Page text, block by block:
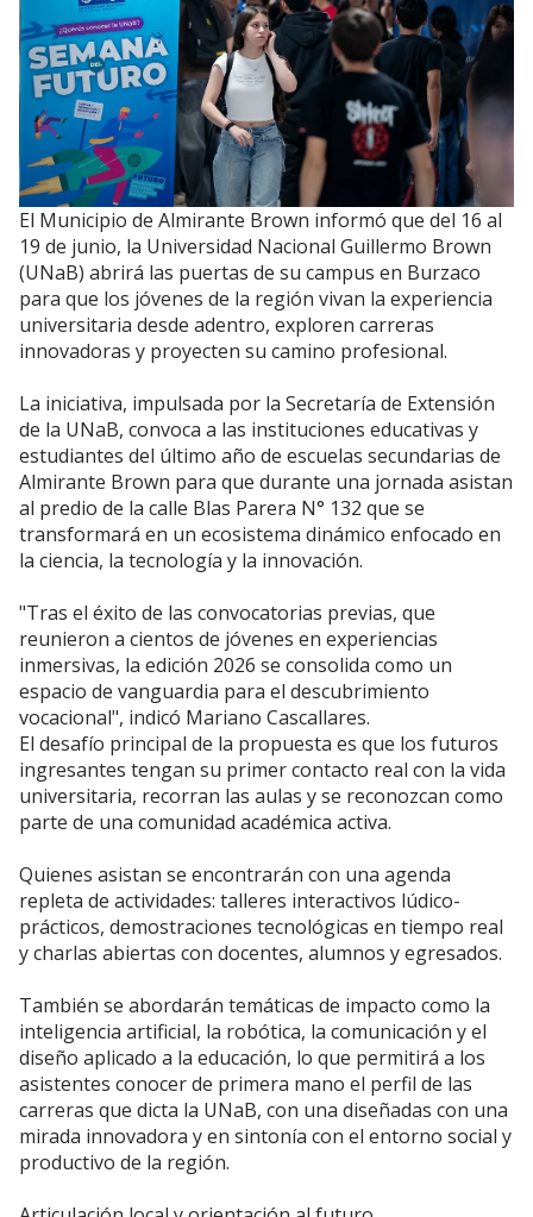
El Municipio de Almirante Brown informó que del 16 al
19 de junio, la Universidad Nacional Guillermo Brown
(UNaB) abrirá las puertas de su campus en Burzaco
para que los jóvenes de la región vivan la experiencia
universitaria desde adentro, exploren carreras
innovadoras y proyecten su camino profesional.
La iniciativa, impulsada por la Secretaría de Extensión
de la UNaB, convoca a las instituciones educativas y
estudiantes del último año de escuelas secundarias de
Almirante Brown para que durante una jornada asistan
al predio de la calle Blas Parera N° 132 que se
transformará en un ecosistema dinámico enfocado en
la ciencia, la tecnología y la innovación.
"Tras el éxito de las convocatorias previas, que
reunieron a cientos de jóvenes en experiencias
inmersivas, la edición 2026 se consolida como un
espacio de vanguardia para el descubrimiento
vocacional", indicó Mariano Cascallares.
El desafío principal de la propuesta es que los futuros
ingresantes tengan su primer contacto real con la vida
universitaria, recorran las aulas y se reconozcan como
parte de una comunidad académica activa.
Quienes asistan se encontrarán con una agenda
repleta de actividades: talleres interactivos lúdico-
prácticos, demostraciones tecnológicas en tiempo real
y charlas abiertas con docentes, alumnos y egresados.
También se abordarán temáticas de impacto como la
inteligencia artificial, la robótica, la comunicación y el
diseño aplicado a la educación, lo que permitirá a los
asistentes conocer de primera mano el perfil de las
carreras que dicta la UNaB, con una diseñadas con una
mirada innovadora y en sintonía con el entorno social y
productivo de la región.